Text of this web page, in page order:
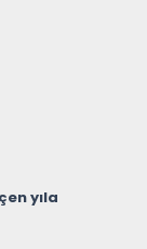
yıla